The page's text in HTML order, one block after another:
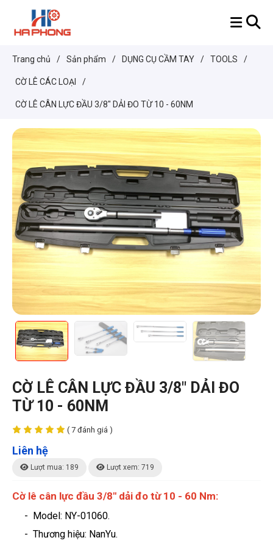
Trang chủ / Sản phẩm / DỤNG CỤ CẦM TAY / TOOLS /
CỜ LÊ CÁC LOẠI /
CỜ LÊ CÂN LỰC ĐẦU 3/8" DẢI ĐO TỪ 10 - 60NM
CỜ LÊ CÂN LỰC ĐẦU 3/8" DẢI ĐO
TỪ 10 - 60NM
( 7 đánh giá )
Liên hệ
Lượt mua: 189 Lượt xem: 719
Cờ lê cân lực đầu 3/8" dải đo từ 10 - 60 Nm:
- Model: NY-01060.
- Thương hiệu: NanYu.